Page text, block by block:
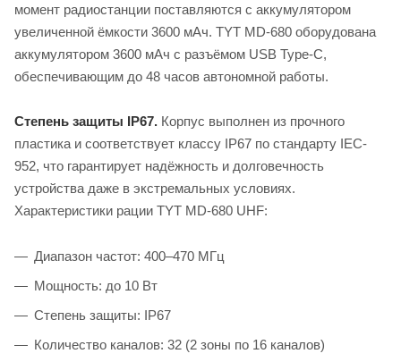
момент радиостанции поставляются с аккумулятором
увеличенной ёмкости 3600 мАч. TYT MD-680 оборудована
аккумулятором 3600 мАч с разъёмом USB Type-C,
обеспечивающим до 48 часов автономной работы.
Степень защиты IP67. Корпус выполнен из прочного
пластика и соответствует классу IP67 по стандарту IEC-
952, что гарантирует надёжность и долговечность
устройства даже в экстремальных условиях.
Характеристики рации TYT MD-680 UHF:
Диапазон частот: 400–470 МГц
Мощность: до 10 Вт
Степень защиты: IP67
Количество каналов: 32 (2 зоны по 16 каналов)